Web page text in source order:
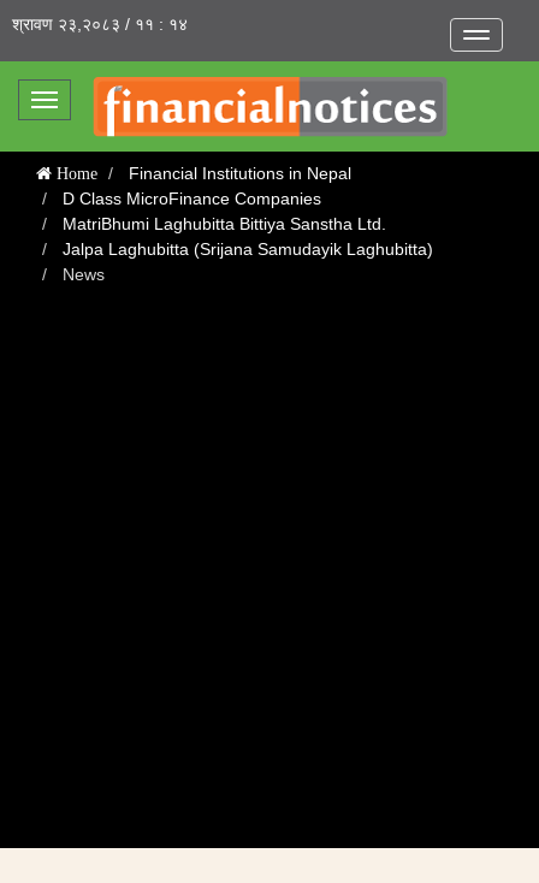
Toggle
श्रावण २३,२०८३ / ११ : १४
Toggle
Home
Financial Institutions in Nepal
D Class MicroFinance Companies
MatriBhumi Laghubitta Bittiya Sanstha Ltd.
Jalpa Laghubitta (Srijana Samudayik Laghubitta)
News